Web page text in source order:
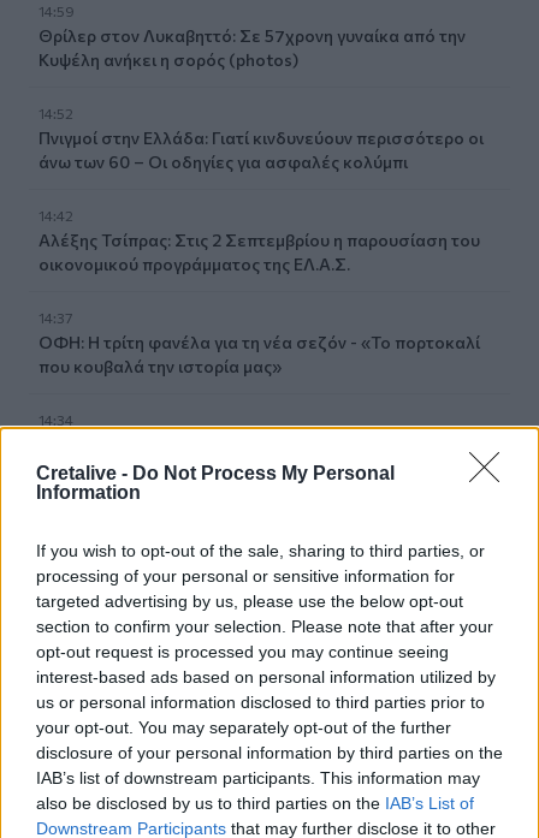
Cretalive - Do Not Process My Personal
Information
If you wish to opt-out of the sale, sharing to third parties, or
processing of your personal or sensitive information for
targeted advertising by us, please use the below opt-out
section to confirm your selection. Please note that after your
opt-out request is processed you may continue seeing
interest-based ads based on personal information utilized by
us or personal information disclosed to third parties prior to
your opt-out. You may separately opt-out of the further
disclosure of your personal information by third parties on the
IAB’s list of downstream participants. This information may
also be disclosed by us to third parties on the IAB’s List of
Downstream Participants that may further disclose it to other
14:59
Θρίλερ στον Λυκαβηττό: Σε 57χρονη γυναίκα από την
Κυψέλη ανήκει η σορός (photos)
14:52
Πνιγμοί στην Ελλάδα: Γιατί κινδυνεύουν περισσότερο οι
άνω των 60 – Οι οδηγίες για ασφαλές κολύμπι
14:42
Αλέξης Τσίπρας: Στις 2 Σεπτεμβρίου η παρουσίαση του
οικονομικού προγράμματος της ΕΛ.Α.Σ.
14:37
ΟΦΗ: Η τρίτη φανέλα για τη νέα σεζόν - «Το πορτοκαλί
που κουβαλά την ιστορία μας»
14:34
με θαλασσινό νερό (video)
Καλοκαίρι και αλλεργίες: Πότε απαιτείται προσοχή και
ποια συμπτώματα δεν πρέπει να αγνοούμε
14:23
ΟΦΗ: Φουλάρει για sold out στο Σούπερ Καπ με την ΑΕΚ!
14:12
Φρουροί της Επανάστασης: Το άνοιγμα των Στενών του
Ορμούζ δεν σχετίζεται με τις διαπραγματεύσεις
Τεχεράνης - Ομάν
14:04